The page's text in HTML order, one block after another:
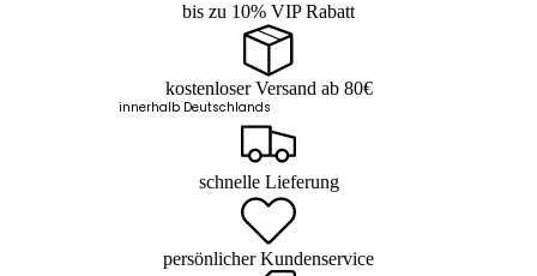
bis zu 10% VIP Rabatt
kostenloser Versand ab 80€
innerhalb Deutschlands
schnelle Lieferung
persönlicher Kundenservice